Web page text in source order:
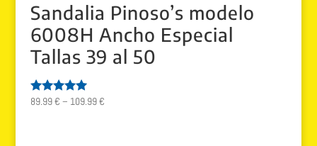
Sandalia Pinoso’s modelo
6008H Ancho Especial
Tallas 39 al 50
Valorado
89.99€ – 109.99€